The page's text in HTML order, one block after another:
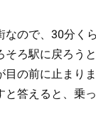
なので、30分く
そろ駅に戻ろう
の前に止まりま
答えると、乗